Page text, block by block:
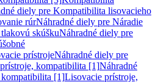
diely pre Kompatibilita lisovacieho
rúrNáhradné diely pre Náradie
skúškuNáhradné diely pre
prístrojeNáhradné diely pre
kompatibilita [1]Náhradné
[1]Lisovacie prístroje,